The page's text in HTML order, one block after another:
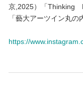
京,2025）「Thinking
「藝大アーツイン丸の
https://